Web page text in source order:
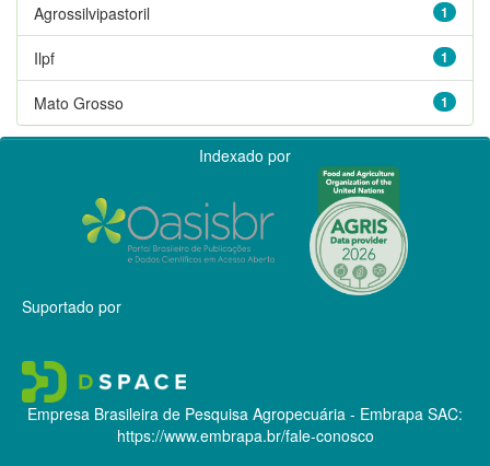
1
Agrossilvipastoril
1
Ilpf
1
Mato Grosso
Indexado por
Suportado por
Empresa Brasileira de Pesquisa Agropecuária - Embrapa SAC:
https://www.embrapa.br/fale-conosco